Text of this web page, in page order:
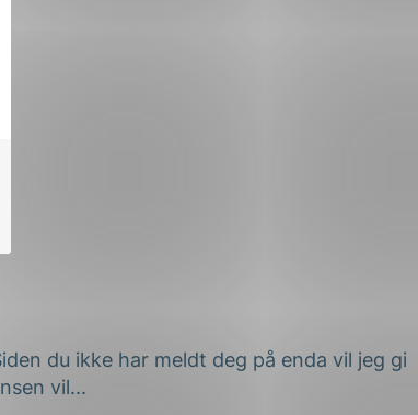
har meldt deg på enda vil jeg gi
vil...